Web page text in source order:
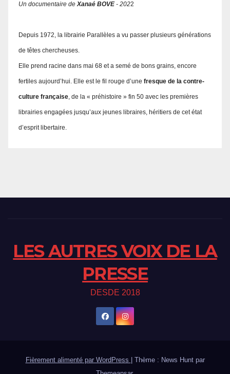
Un documentaire deXanaé BOVE- 2022
Depuis 1972, la librairie Parallèles a vu passer plusieurs générations
de têtes chercheuses.
Elle prend racine dans mai 68 et a semé de bons grains, encore
fertiles aujourd’hui. Elle est le fil rouge d’une fresque de la contre-
culture française, de la « préhistoire » fin 50 avec les premières
librairies engagées jusqu’aux jeunes libraires, héritiers de cet état
d’esprit libertaire.
LES AUTRES VOIX DE LA
PRESSE
DESDE 2018
Fièrement alimenté par WordPress
Thème : News Hunt par